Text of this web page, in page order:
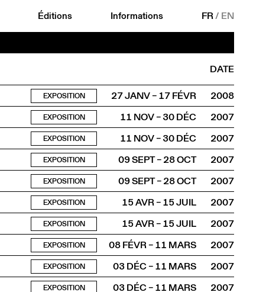
Éditions Informations FR/ EN
DATE
EXPOSITION 27 JANV – 17 FÉVR
2008
EXPOSITION 11 NOV – 30 DÉC
2007
EXPOSITION 11 NOV – 30 DÉC
2007
EXPOSITION 09 SEPT – 28 OCT
2007
EXPOSITION 09 SEPT – 28 OCT
2007
EXPOSITION 15 AVR – 15 JUIL
2007
EXPOSITION 15 AVR – 15 JUIL
2007
EXPOSITION 08 FÉVR – 11 MARS
2007
EXPOSITION 03 DÉC – 11 MARS
2007
EXPOSITION 03 DÉC – 11 MARS
2007